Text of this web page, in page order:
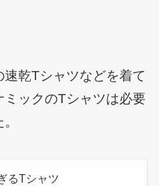
乾Tシャツなどを着て
ックのTシャツは必要
るTシャツ